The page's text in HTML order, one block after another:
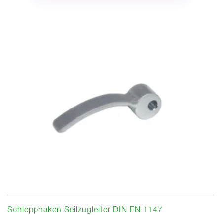
Schlepphaken Seilzugleiter DIN EN 1147